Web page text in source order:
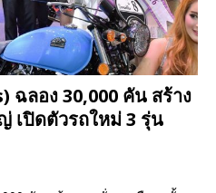
ฉลอง 30,000 คัน สร้าง
เปิดตัวรถใหม่ 3 รุ่น